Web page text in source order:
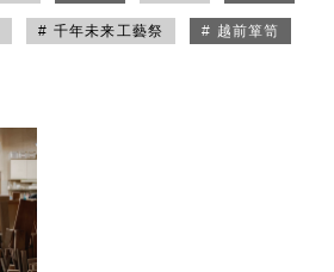
# 千年未来工藝祭 # 越前箪笥